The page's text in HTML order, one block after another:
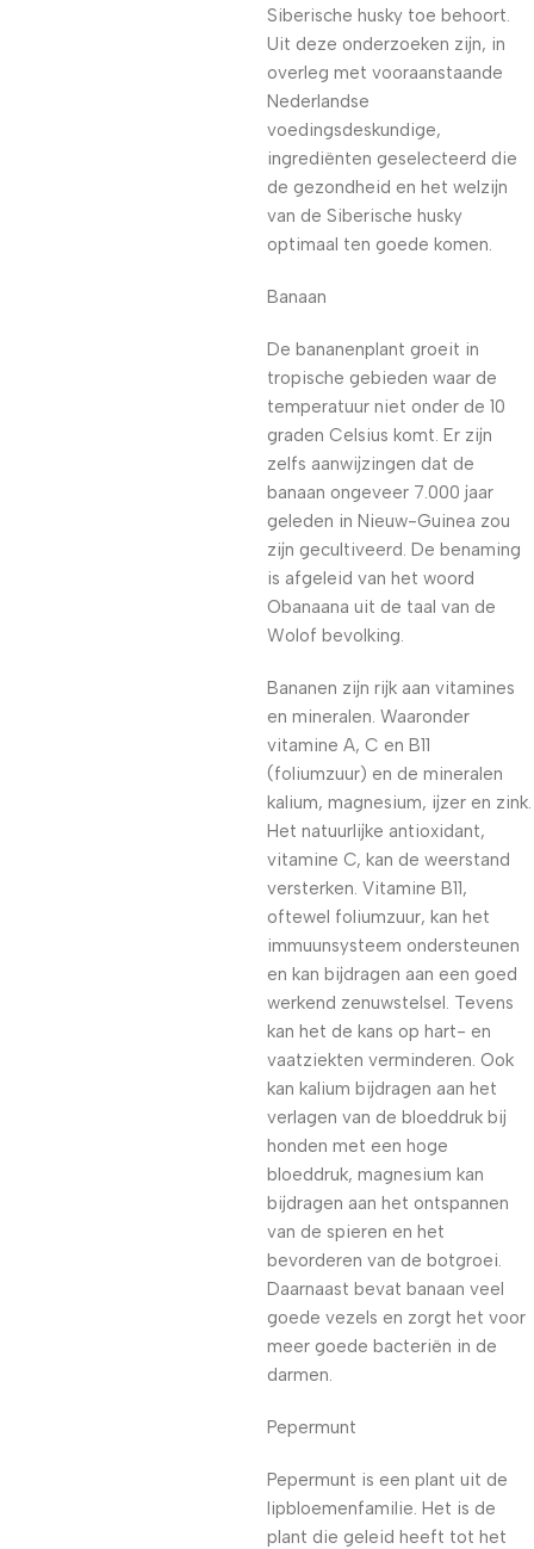
Siberische husky toe behoort.
Uit deze onderzoeken zijn, in
overleg met vooraanstaande
Nederlandse
voedingsdeskundige,
ingrediënten geselecteerd die
de gezondheid en het welzijn
van de Siberische husky
optimaal ten goede komen.
Banaan
De bananenplant groeit in
tropische gebieden waar de
temperatuur niet onder de 10
graden Celsius komt. Er zijn
zelfs aanwijzingen dat de
banaan ongeveer 7.000 jaar
geleden in Nieuw-Guinea zou
zijn gecultiveerd. De benaming
is afgeleid van het woord
Obanaana uit de taal van de
Wolof bevolking.
Bananen zijn rijk aan vitamines
en mineralen. Waaronder
vitamine A, C en B11
(foliumzuur) en de mineralen
kalium, magnesium, ijzer en zink.
Het natuurlijke antioxidant,
vitamine C, kan de weerstand
versterken. Vitamine B11,
oftewel foliumzuur, kan het
immuunsysteem ondersteunen
en kan bijdragen aan een goed
werkend zenuwstelsel. Tevens
kan het de kans op hart- en
vaatziekten verminderen. Ook
kan kalium bijdragen aan het
verlagen van de bloeddruk bij
honden met een hoge
bloeddruk, magnesium kan
bijdragen aan het ontspannen
van de spieren en het
bevorderen van de botgroei.
Daarnaast bevat banaan veel
goede vezels en zorgt het voor
meer goede bacteriën in de
darmen.
Pepermunt
Pepermunt is een plant uit de
lipbloemenfamilie. Het is de
plant die geleid heeft tot het